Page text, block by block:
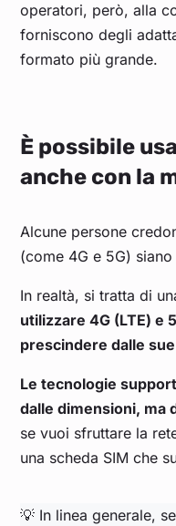
operatori, però, alla
forniscono degli
formato più grande.
È possibile
anche con la
Alcune persone
(come 4G e 5G)
In realtà, si tratta di
utilizzare 4G (LTE) e
prescindere dalle
Le tecnologie
dalle dimensioni, ma
se vuoi sfruttare la
una scheda SIM che
💡 In linea generale,